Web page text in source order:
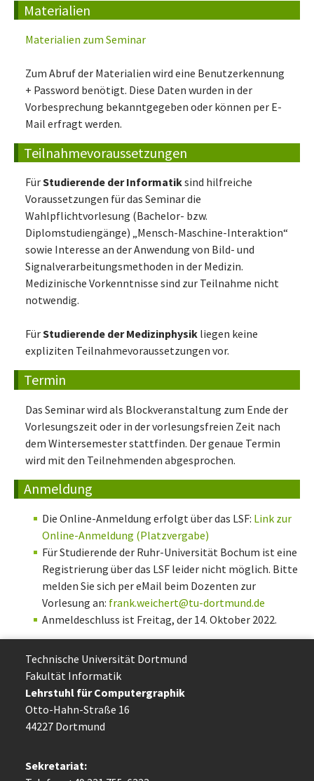
Materialien
Materialien zum Seminar
Zum Abruf der Materialien wird eine Benutzerkennung
+ Password benötigt. Diese Daten wurden in der
Vorbesprechung bekanntgegeben oder können per E-
Mail erfragt werden.
Teilnahmevoraussetzungen
FürStudierende der Informatiksind hilfreiche
Voraussetzungen für das Seminar die
Wahlpflichtvorlesung (Bachelor- bzw.
Diplomstudiengänge) „Mensch-Maschine-Interaktion“
sowie Interesse an der Anwendung von Bild- und
Signalverarbeitungsmethoden in der Medizin.
Medizinische Vorkenntnisse sind zur Teilnahme nicht
notwendig.
FürStudierende der Medizinphysik liegen keine
expliziten Teilnahmevoraussetzungen vor.
Termin
Das Seminar wird als Blockveranstaltung zum Ende der
Vorlesungszeit oder in der vorlesungsfreien Zeit nach
dem Wintersemester stattfinden. Der genaue Termin
wird mit den Teilnehmenden abgesprochen.
Anmeldung
Die Online-Anmeldung erfolgt über das LSF: Link zur
Online-Anmeldung (Platzvergabe)
Für Studierende der Ruhr-Universität Bochum ist eine
Registrierung über das LSF leider nicht möglich. Bitte
melden Sie sich per eMail beim Dozenten zur
Vorlesung an: frank.weichert@tu-dortmund.de
Anmeldeschluss ist Freitag, der 14. Oktober 2022.
Technische Uni­ver­si­tät Dort­mund
Fakultät Informatik
Lehrstuhl für Computergraphik
Otto-Hahn-Straße 16
44227 Dort­mund
Sekretariat: